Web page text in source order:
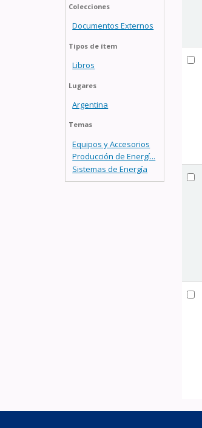
Colecciones
Documentos Externos
Tipos de ítem
Libros
Lugares
Argentina
Temas
Equipos y Accesorios
Producción de Energí...
Sistemas de Energía